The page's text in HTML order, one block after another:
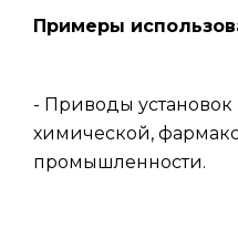
Примеры
- Приводы
химической,
промышленности.